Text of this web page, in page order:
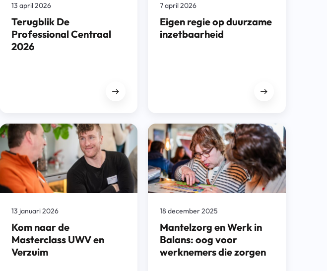
Terugblik De
Professional Centraal
2026
13 april 2026
Eigen regie op duurzame
inzetbaarheid
7 april 2026
Kom naar de
Masterclass UWV en
Verzuim
13 januari 2026
Mantelzorg en Werk in
Balans: oog voor
werknemers die zorgen
18 december 2025